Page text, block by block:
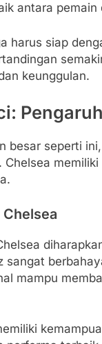
antara pemain
harus siap
keunggulan.
besar seperti
Chelsea
Chelsea
sangat
mampu